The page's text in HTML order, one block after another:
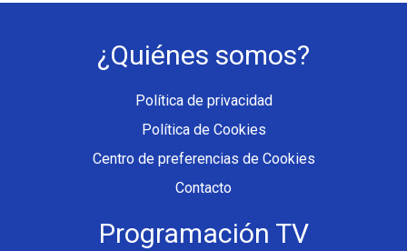
¿Quiénes somos?
Política de privacidad
Política de Cookies
Centro de preferencias de Cookies
Contacto
Programación TV